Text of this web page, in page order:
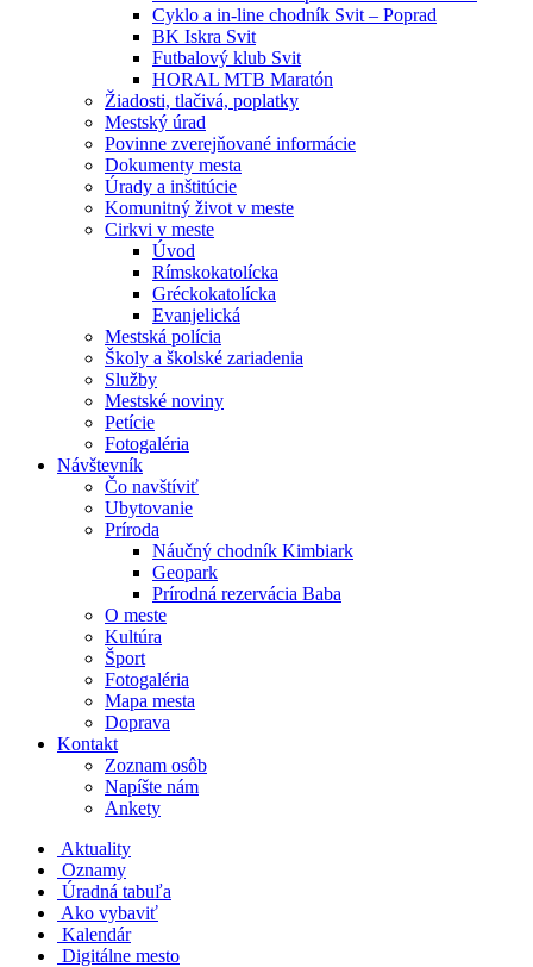
Cyklo a in-line chodník Svit – Poprad
BK Iskra Svit
Futbalový klub Svit
HORAL MTB Maratón
Žiadosti, tlačivá, poplatky
Mestský úrad
Povinne zverejňované informácie
Dokumenty mesta
Úrady a inštitúcie
Komunitný život v meste
Cirkvi v meste
Úvod
Rímskokatolícka
Gréckokatolícka
Evanjelická
Mestská polícia
Školy a školské zariadenia
Služby
Mestské noviny
Petície
Fotogaléria
Návštevník
Čo navštíviť
Ubytovanie
Príroda
Náučný chodník Kimbiark
Geopark
Prírodná rezervácia Baba
O meste
Kultúra
Šport
Fotogaléria
Mapa mesta
Doprava
Kontakt
Zoznam osôb
Napíšte nám
Ankety
Aktuality
Oznamy
Úradná tabuľa
Ako vybaviť
Kalendár
Digitálne mesto